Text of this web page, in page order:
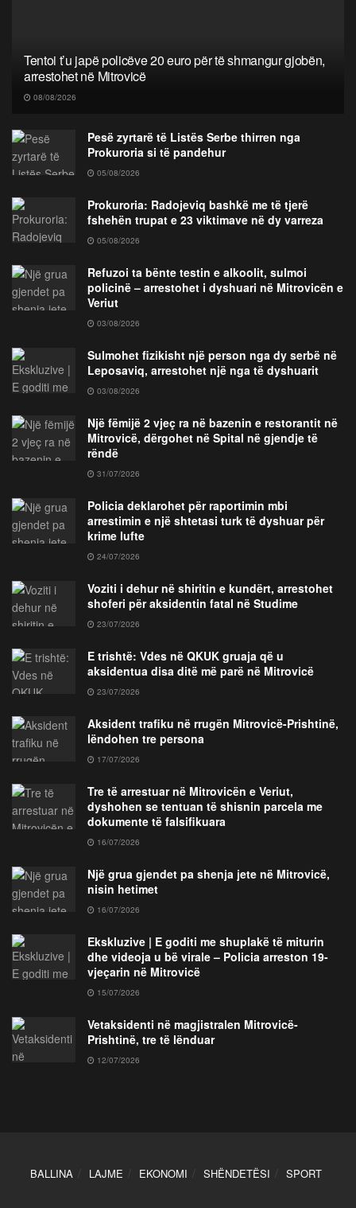
Tentoi t’u japë policëve 20 euro për të shmangur gjobën,
arrestohet në Mitrovicë
08/08/2026
Pesë zyrtarë të Listës Serbe thirren nga
Prokuroria si të pandehur
05/08/2026
Prokuroria: Radojeviq bashkë me të tjerë
fshehën trupat e 23 viktimave në dy varreza
05/08/2026
Refuzoi ta bënte testin e alkoolit, sulmoi
policinë – arrestohet i dyshuari në Mitrovicën e
Veriut
03/08/2026
Sulmohet fizikisht një person nga dy serbë në
Leposaviq, arrestohet një nga të dyshuarit
03/08/2026
Një fëmijë 2 vjeç ra në bazenin e restorantit në
Mitrovicë, dërgohet në Spital në gjendje të
rëndë
31/07/2026
Policia deklarohet për raportimin mbi
arrestimin e një shtetasi turk të dyshuar për
krime lufte
24/07/2026
Voziti i dehur në shiritin e kundërt, arrestohet
shoferi për aksidentin fatal në Studime
23/07/2026
E trishtë: Vdes në QKUK gruaja që u
aksidentua disa ditë më parë në Mitrovicë
23/07/2026
Aksident trafiku në rrugën Mitrovicë-Prishtinë,
lëndohen tre persona
17/07/2026
Tre të arrestuar në Mitrovicën e Veriut,
dyshohen se tentuan të shisnin parcela me
dokumente të falsifikuara
16/07/2026
Një grua gjendet pa shenja jete në Mitrovicë,
nisin hetimet
16/07/2026
Ekskluzive | E goditi me shuplakë të miturin
dhe videoja u bë virale – Policia arreston 19-
vjeçarin në Mitrovicë
15/07/2026
Vetaksidenti në magjistralen Mitrovicë-
Prishtinë, tre të lënduar
12/07/2026
BALLINA LAJME EKONOMI SHËNDETËSI SPORT